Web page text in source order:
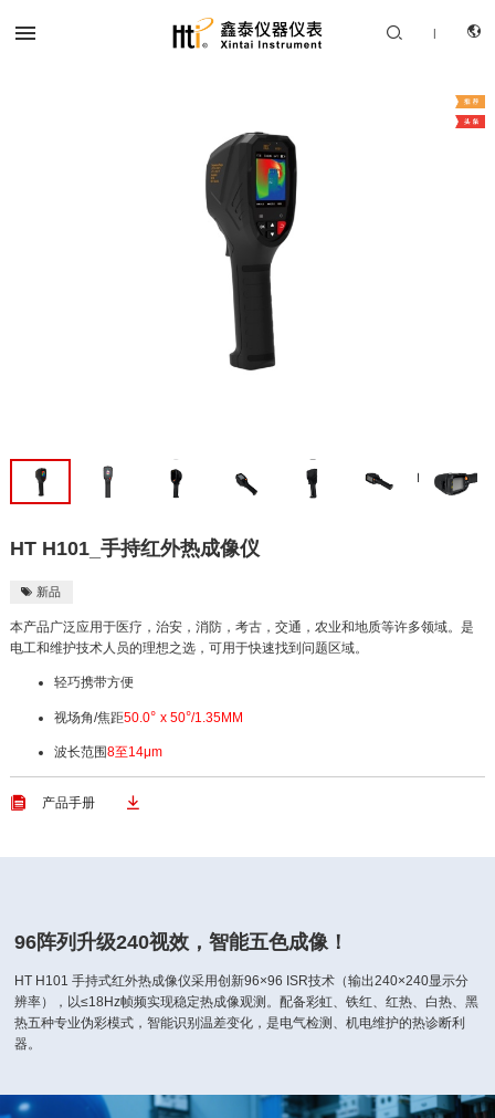
产品中心
解决方案
服务支持
 | 
HT H101_手持红外热成像仪
 新品
本产品广泛应用于医疗，治安，消防，考古，交通，农业和地质等许多领域。是
电工和维护技术人员的理想之选，可用于快速找到问题区域。
轻巧携带方便
视场角/焦距50.0° x 50°/1.35MM
波长范围8至14μm
 产品手册 
96阵列升级240视效，智能五色成像！
HT H101 手持式红外热成像仪采用创新96×96 ISR技术（输出240×240显示分
辨率），以≤18Hz帧频实现稳定热成像观测。配备彩虹、铁红、红热、白热、黑
热五种专业伪彩模式，智能识别温差变化，是电气检测、机电维护的热诊断利
器。